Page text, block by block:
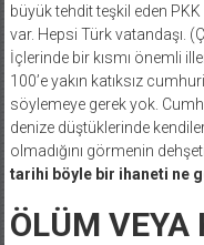
büyük tehdit teşkil eden
var. Hepsi Türk vatandaşı.
İçlerinde bir kısmı önemli
100’e yakın katıksız
söylemeye gerek yok.
denize düştüklerinde
olmadığını görmenin
tarihi böyle bir ihaneti ne
ÖLÜM VEYA